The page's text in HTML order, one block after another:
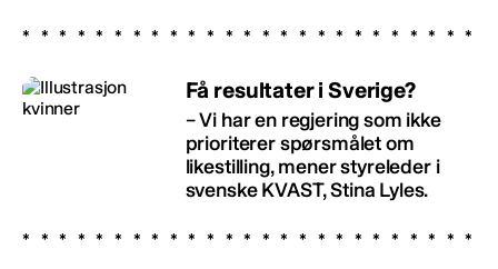
Få resultater i Sverige?
– Vi har en regjering som ikke
prioriterer spørsmålet om
likestilling, mener styreleder i
svenske KVAST, Stina Lyles.